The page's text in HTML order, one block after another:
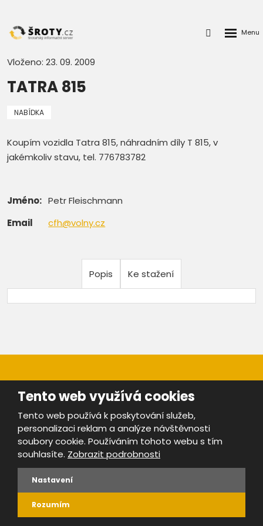
Přihlášení
Vloženo: 23. 09. 2009
TATRA 815
NABÍDKA
Koupím vozidla Tatra 815, náhradním díly T 815, v
jakémkoliv stavu, tel. 776783782
Jméno: Petr Fleischmann
Email
cfh@volny.cz
Popis Ke stažení
Provozovatel portálu ŠROTY.cz je
Mapa stránek|Bezpečnost a ochrana osobních údajů
Podmínky použití
Tento web využívá cookies
Tento web používá k poskytování služeb,
personalizaci reklam a analýze návštěvnosti
soubory cookie. Používáním tohoto webu s tím
souhlasíte. Zobrazit podrobnosti
Nastavení
Rozumím